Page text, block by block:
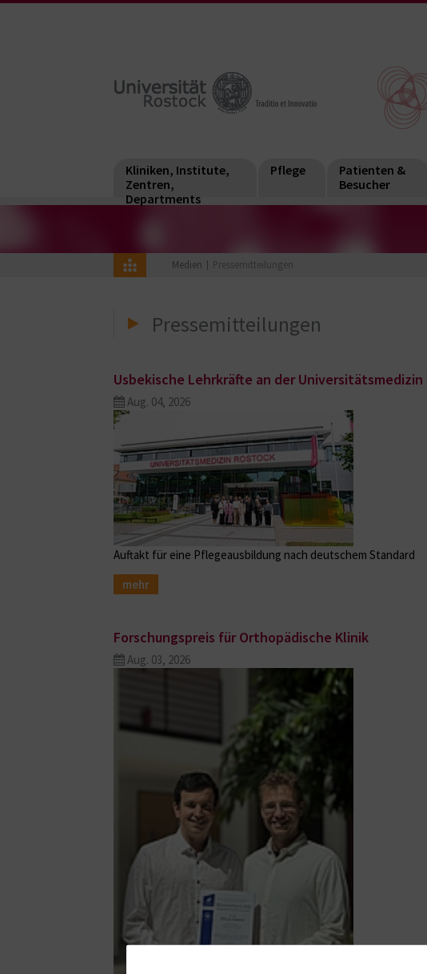
Kliniken, Institute,
Zentren,
Departments
Pflege
Patienten &
Besucher
Medien Pressemitteilungen
Pressemitteilungen
Usbekische Lehrkräfte an der
Aug. 04, 2026
Auftakt für eine Pflegeausbildung nach deutschem Standard
mehr
Forschungspreis für Orthopädische Klinik
Aug. 03, 2026